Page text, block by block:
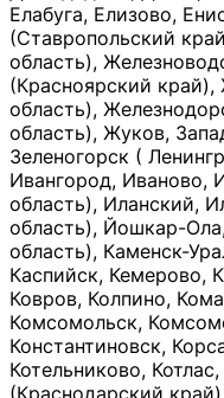
Елабуга, Елизово,
(Ставропольский
область),
(Красноярский край),
область),
область), Жуков,
Зеленогорск (
Ивангород, Иваново,
область), Иланский,
область), Йошкар-
область), Каменск-
Каспийск, Кемерово,
Ковров, Колпино,
Комсомольск,
Константиновск,
Котельниково,
(Краснодарский